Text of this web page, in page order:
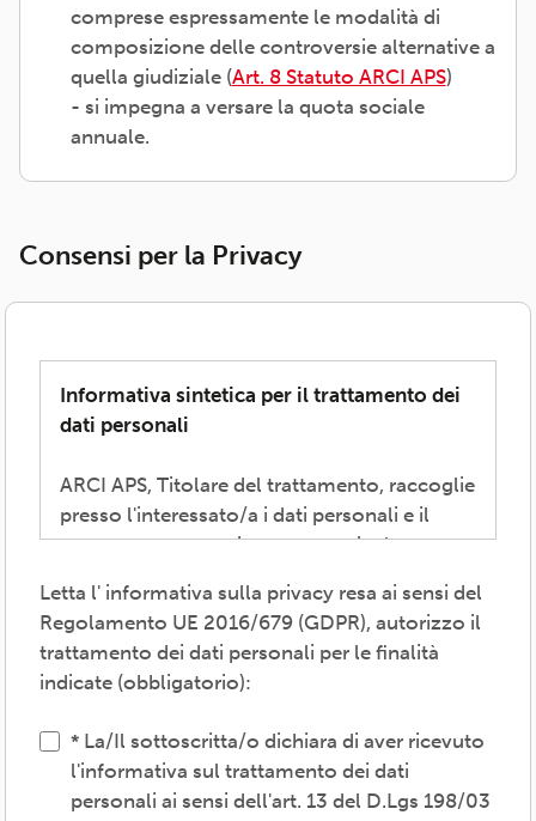
comprese espressamente le modalità di
composizione delle controversie alternative a
quella giudiziale (Art. 8 Statuto ARCI APS)
- si impegna a versare la quota sociale
annuale.
Consensi per la Privacy
Informativa sintetica per il trattamento dei
dati personali
ARCI APS, Titolare del trattamento, raccoglie
presso l'interessato/a i dati personali e il
consenso necessari per consentire la
perseguire i valori propri del movimento
ARCI e affermati negli atti associativi
fondamentali -anche mediante attività,
convenzioni e servizi-, provvedere agli
vigenti, inviare comunicazioni promozionali.
Il trattamento verrà effettuato: con modalità
Letta l' informativa sulla privacy resa ai sensi del
Regolamento UE 2016/679 (GDPR), autorizzo il
trattamento dei dati personali per le finalità
indicate (obbligatorio):
La/Il sottoscritta/o dichiara di aver ricevuto
l'informativa sul trattamento dei dati
personali ai sensi dell'art. 13 del D.Lgs 198/03